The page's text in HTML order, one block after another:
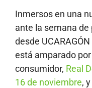
Inmersos en una
ante la semana
desde
está amparado
consumidor, Real
16 de noviembre,